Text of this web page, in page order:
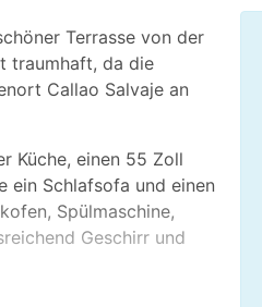
Terrasse von der
traumhaft, da die
Callao Salvaje an
Küche, einen 55 Zoll
ein Schlafsofa und einen
Spülmaschine,
Geschirr und